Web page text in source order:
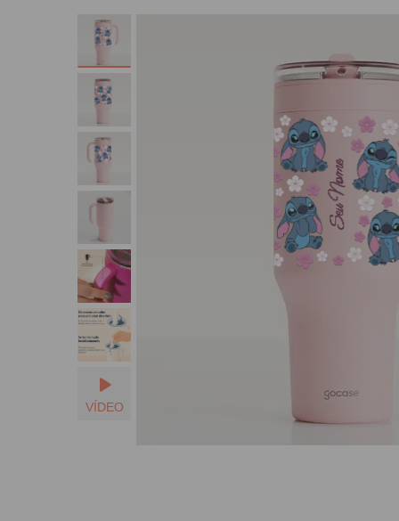
VÍDEO
Seu Nome